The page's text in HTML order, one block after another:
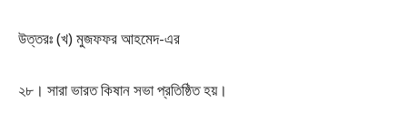
উত্তরঃ (খ) মুজফফর আহমেদ-এর
২৮। সারা ভারত কিষান সভা প্রতিষ্ঠিত হয়।